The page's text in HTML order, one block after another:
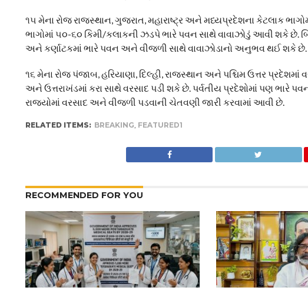
૧૫ મેના રોજ રાજસ્થાન, ગુજરાત, મહારાષ્ટ્ર અને મધ્યપ્રદેશના કેટલાક
ભાગોમાં ૫૦-૬૦ કિમી/કલાકની ઝડપે ભારે પવન સાથે વાવાઝોડું આવી શકે
અને કર્ણાટકમાં ભારે પવન અને વીજળી સાથે વાવાઝોડાનો અનુભવ થઈ શકે છે.
૧૬ મેના રોજ પંજાબ, હરિયાણા, દિલ્હી, રાજસ્થાન અને પશ્ચિમ ઉત્તર
અને ઉત્તરાખંડમાં કરા સાથે વરસાદ પડી શકે છે. પર્વતીય પ્રદેશોમાં પણ ભારે
રાજ્યોમાં વરસાદ અને વીજળી પડવાની ચેતવણી જારી કરવામાં આવી છે.
RELATED ITEMS: BREAKING, FEATURED1
RECOMMENDED FOR YOU